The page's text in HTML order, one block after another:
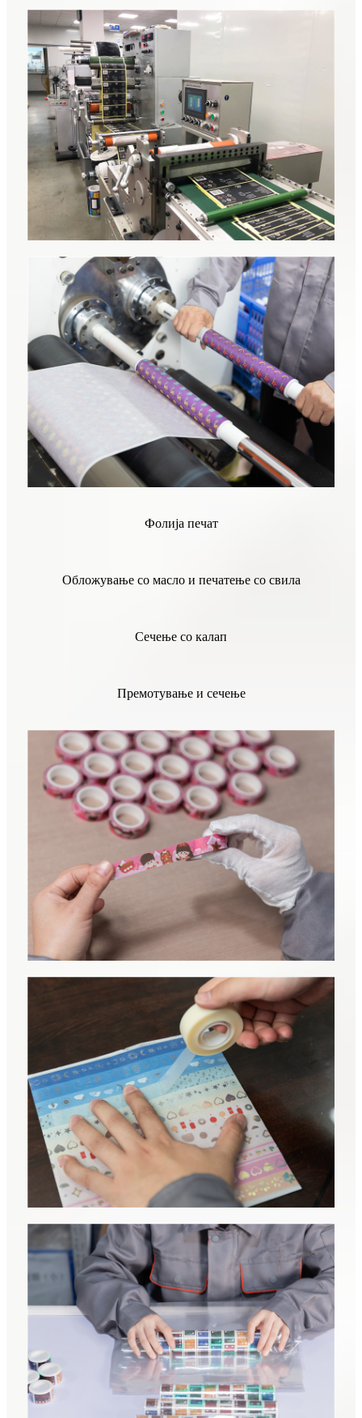
Фолија печат
Обложување со масло и печатење со свила
Сечење со калап
Премотување и сечење